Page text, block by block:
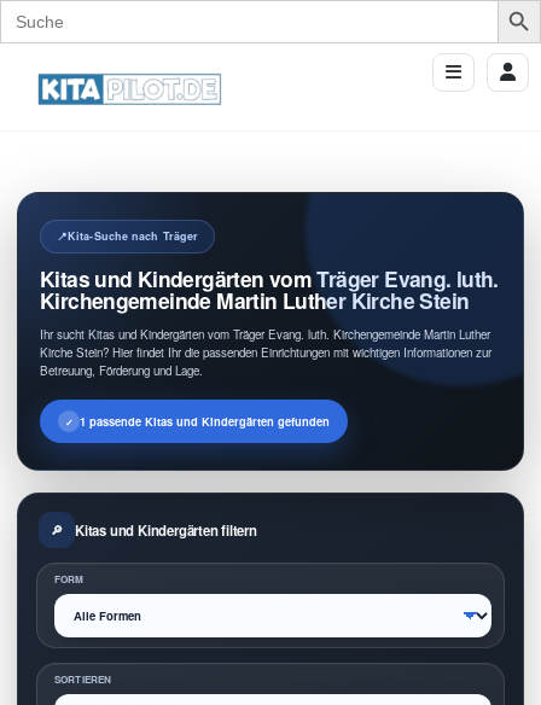
Search
for:
Kita-Suche nach Träger
Kitas und Kindergärten vom Träger Evang. luth.
Kirchengemeinde Martin Luther Kirche Stein
Ihr sucht Kitas und Kindergärten vom Träger Evang. luth. Kirchengemeinde Martin Luther
Kirche Stein? Hier findet Ihr die passenden Einrichtungen mit wichtigen Informationen zur
Betreuung, Förderung und Lage.
1 passende Kitas und Kindergärten gefunden
Kitas und Kindergärten filtern
FORM
SORTIEREN